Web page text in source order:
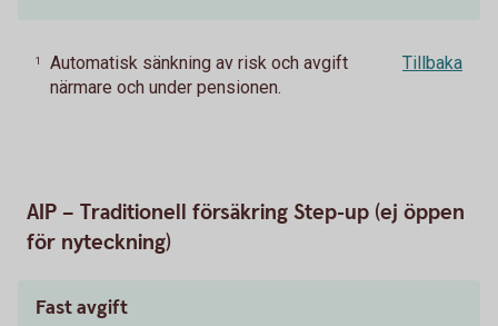
1
Automatisk sänkning av risk och avgift
närmare och under pensionen.
Tillbaka
AIP – Traditionell försäkring Step-up (ej öppen
för nyteckning)
Fast avgift